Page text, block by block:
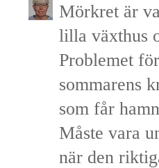
Mörkret är
lilla växthus
Problemet
sommarens
som får
Måste vara
när den